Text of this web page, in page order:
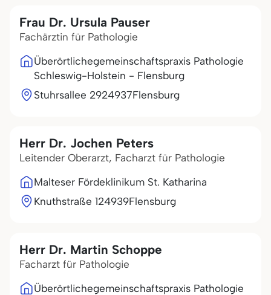
Frau Dr. Ursula Pauser
Fachärztin für Pathologie
Überörtlichegemeinschaftspraxis Pathologie
Schleswig-Holstein - Flensburg
Stuhrsallee 2924937Flensburg
Herr Dr. Jochen Peters
Leitender Oberarzt, Facharzt für Pathologie
Malteser Fördeklinikum St. Katharina
Knuthstraße 124939Flensburg
Herr Dr. Martin Schoppe
Facharzt für Pathologie
Überörtlichegemeinschaftspraxis Pathologie